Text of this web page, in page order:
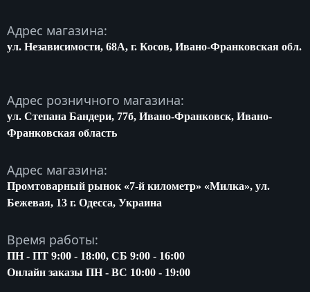
Адрес магазина:
ул. Независимости, 68A, г. Косов, Ивано-Франковская обл.
Адрес розничного магазина:
ул. Степана Бандери, 77б, Ивано-Франковск, Ивано-
Франковская область
Адрес магазина:
Промтоварный рынок «7-й километр» «Милка», ул.
Бежевая, 13 г. Одесса, Украина
Время работы:
ПН - ПТ 9:00 - 18:00, СБ 9:00 - 16:00
Онлайн заказы ПН - ВС 10:00 - 19:00